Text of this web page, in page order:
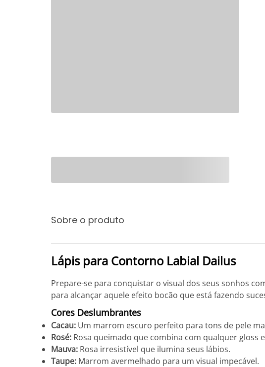
Sobre o produto
Lápis para Contorno Labial Dailus
Prepare-se para conquistar o visual dos seus sonhos
para alcançar aquele efeito bocão que está fazendo
Cores Deslumbrantes
Cacau: Um marrom escuro perfeito para tons de pele
Rosé: Rosa queimado que combina com qualquer gloss
Mauva: Rosa irresistível que ilumina seus lábios.
Taupe: Marrom avermelhado para um visual impecável.